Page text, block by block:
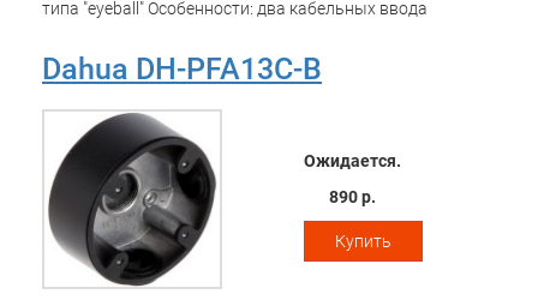
типа "eyeball" Особенности: два кабельных ввода
Dahua DH-PFA13C-B
Ожидается.
890 р.
Купить